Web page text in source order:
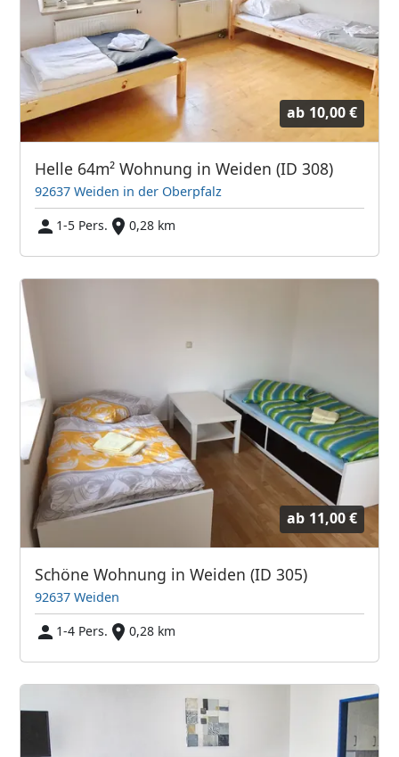
ab 10,00 €
Helle 64m² Wohnung in Weiden (ID 308)
92637 Weiden in der Oberpfalz
1-5 Pers.
0,28 km
ab 11,00 €
Schöne Wohnung in Weiden (ID 305)
92637 Weiden
1-4 Pers.
0,28 km